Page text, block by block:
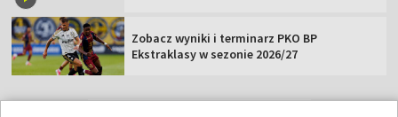
Zobacz wyniki i terminarz PKO BP
Ekstraklasy w sezonie 2026/27